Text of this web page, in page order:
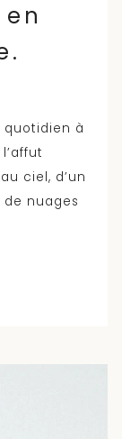
quotidien à
ciel, d’un
nuages